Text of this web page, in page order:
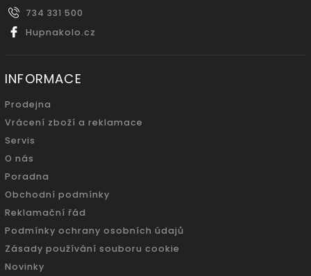
734 331 500
Hupnakolo.cz
INFORMACE
Prodejna
Vrácení zboží a reklamace
Servis
O nás
Poradna
Obchodní podmínky
Reklamační řád
Podmínky ochrany osobních údajů
Zásady používání souboru cookie
Novinky